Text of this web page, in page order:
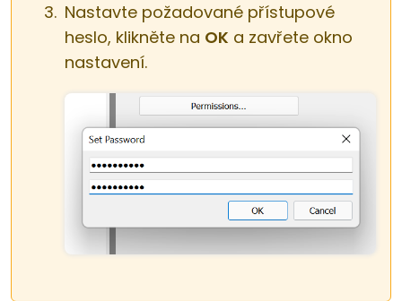
Nastavte požadované přístupové
heslo, klikněte na OK a zavřete okno
nastavení.